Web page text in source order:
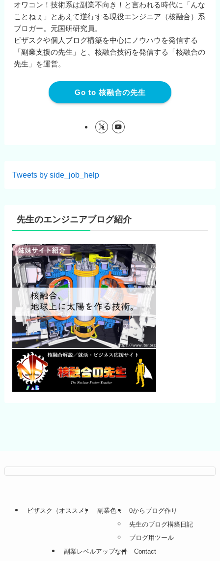
オワコン！技術系は副業不向き！と言われる時代に「んな
ことねぇ」とあえて逆行する現役エンジニア（核融合）系
ブロガー。元国研研究員。
ビザスクや個人ブログ構築を中心にノウハウを発信する
「副業支援の先生」と、核融合技術を発信する「核融合の
先生」を運営。
Go to 核融合の先生
Tweets by side_job_help
先生のエンジニアブログ紹介
ビザスク（オススメ） 副業色々
0からブログ作り
先生のブログ構築日記
ブログ用ツール
副業レベルアップな件
Contact